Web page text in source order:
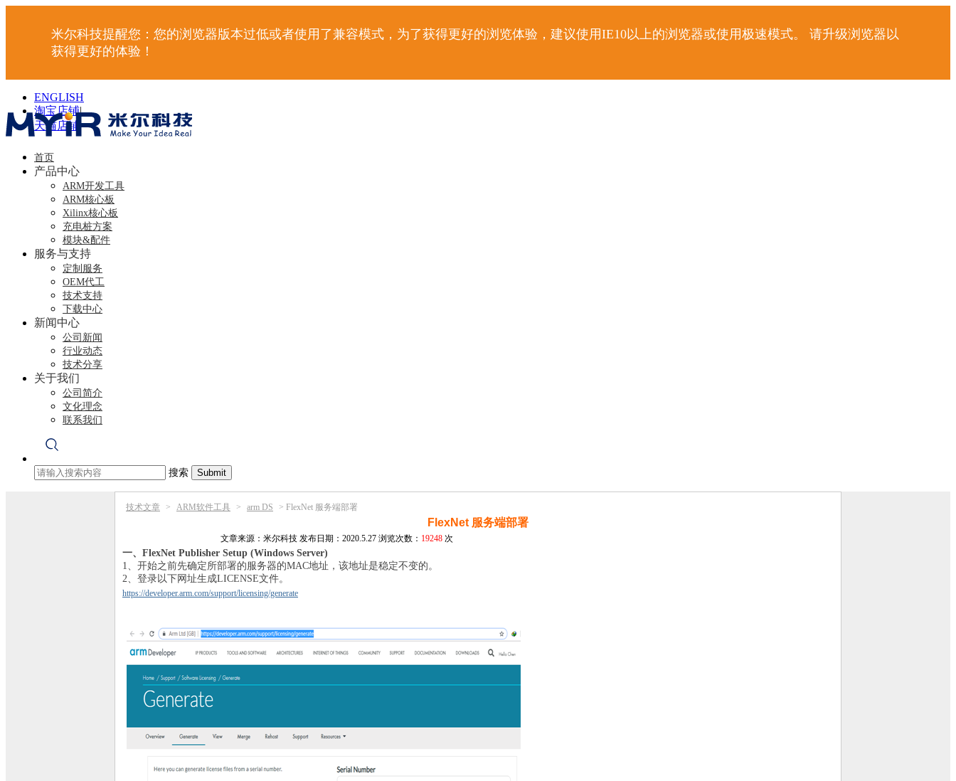
米尔科技提醒您：您的浏览器版本过低或者使用了兼容模式，为了获得更好的浏览体验，建议使用IE10以上的浏览器或使用极速模式。 请升级浏览器以
获得更好的体验！
ENGLISH
淘宝店铺|
天猫店铺 |
首页
产品中心
ARM开发工具
ARM核心板
Xilinx核心板
充电桩方案
模块&配件
服务与支持
定制服务
OEM代工
技术支持
下载中心
新闻中心
公司新闻
行业动态
技术分享
关于我们
公司简介
文化理念
联系我们
搜索
技术文章 > ARM软件工具 > arm DS > FlexNet 服务端部署
FlexNet 服务端部署
文章来源： 米尔科技发布日期：2020.5.27 浏览次数： 19248次
一、FlexNet Publisher Setup (Windows Server)
1、开始之前先确定所部署的服务器的MAC地址，该地址是稳定不变的。
2、登录以下网址生成LICENSE文件。
https://developer.arm.com/support/licensing/generate